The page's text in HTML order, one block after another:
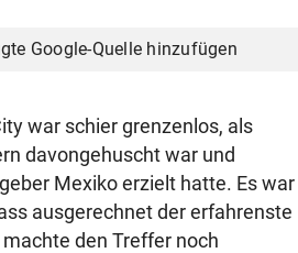
Google-Quelle hinzufügen
war schier grenzenlos, als
davongehuscht war und
Mexiko erzielt hatte. Es war
ausgerechnet der erfahrenste
machte den Treffer noch